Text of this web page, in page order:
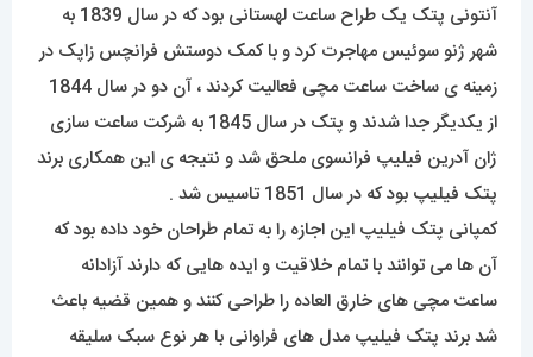
آنتونی پتک یک طراح ساعت لهستانی بود که در سال 1839 به
شهر ژنو سوئیس مهاجرت کرد و با کمک دوستش فرانچس زاپک در
زمینه ی ساخت ساعت مچی فعالیت کردند ، آن دو در سال 1844
از یکدیگر جدا شدند و پتک در سال 1845 به شرکت ساعت سازی
ژان آدرین فیلیپ فرانسوی ملحق شد و نتیجه ی این همکاری برند
پتک فیلیپ بود که در سال 1851 تاسیس شد .
کمپانی پتک فیلیپ این اجازه را به تمام طراحان خود داده بود که
آن ها می توانند با تمام خلاقیت و ایده هایی که دارند آزادانه
ساعت مچی های خارق العاده را طراحی کنند و همین قضیه باعث
شد برند پتک فیلیپ مدل های فراوانی با هر نوع سبک سلیقه